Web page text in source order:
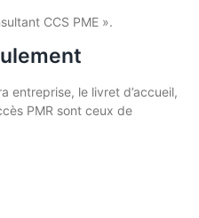
CCS PME ».
entreprise, le livret d’accueil,
PMR sont ceux de